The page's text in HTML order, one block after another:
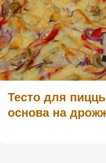
Тесто для
основа на